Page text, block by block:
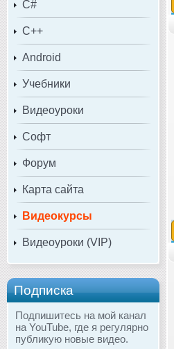
C#
C++
Android
Учебники
Видеоуроки
Софт
Форум
Карта сайта
Видеокурсы
Видеоуроки (VIP)
Подписка
Подпишитесь на мой канал
на YouTube, где я регулярно
публикую новые видео.